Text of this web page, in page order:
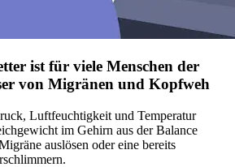
ist für viele Menschen der
von Migränen und Kopfweh
Luftfeuchtigkeit und Temperatur
im Gehirn aus der Balance
auslösen oder eine bereits